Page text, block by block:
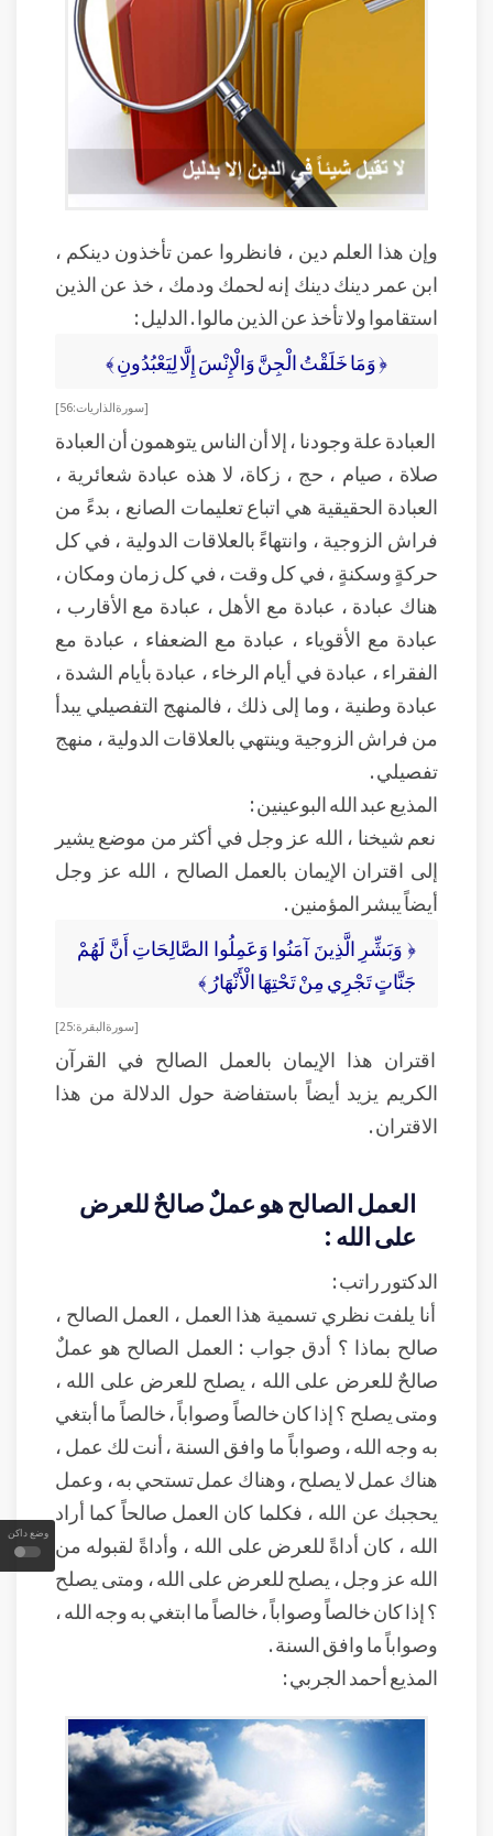
وضع داكن
وإن هذا العلم دين ، فانظروا عمن تأخذون دينكم ،
ابن عمر دينك دينك إنه لحمك ودمك ، خذ عن الذين
استقاموا ولا تأخذ عن الذين مالوا . الدليل :
﴿ وَمَا خَلَقْتُ الْجِنَّ وَالْإِنْسَ إِلَّا لِيَعْبُدُونِ ﴾
[ سورة الذاريات : 56]
العبادة علة وجودنا ، إلا أن الناس يتوهمون أن العبادة
صلاة ، صيام ، حج ، زكاة، لا هذه عبادة شعائرية ،
العبادة الحقيقية هي اتباع تعليمات الصانع ، بدءً من
فراش الزوجية ، وانتهاءً بالعلاقات الدولية ، في كل
حركةٍ وسكنةٍ ، في كل وقت ، في كل زمان ومكان ،
هناك عبادة ، عبادة مع الأهل ، عبادة مع الأقارب ،
عبادة مع الأقوياء ، عبادة مع الضعفاء ، عبادة مع
الفقراء ، عبادة في أيام الرخاء ، عبادة بأيام الشدة ،
عبادة وطنية ، وما إلى ذلك ، فالمنهج التفصيلي يبدأ
من فراش الزوجية وينتهي بالعلاقات الدولية ، منهج
تفصيلي .
المذيع عبد الله البوعينين :
نعم شيخنا ، الله عز وجل في أكثر من موضع يشير
إلى اقتران الإيمان بالعمل الصالح ، الله عز وجل
أيضاً يبشر المؤمنين .
﴿ وَبَشِّرِ الَّذِينَ آمَنُوا وَعَمِلُوا الصَّالِحَاتِ أَنَّ لَهُمْ
جَنَّاتٍ تَجْرِي مِنْ تَحْتِهَا الْأَنْهَارُ ﴾
[ سورة البقرة : 25]
اقتران هذا الإيمان بالعمل الصالح في القرآن
الكريم يزيد أيضاً باستفاضة حول الدلالة من هذا
الاقتران .
العمل الصالح هو عملٌ صالحٌ للعرض
على الله :
الدكتور راتب :
أنا يلفت نظري تسمية هذا العمل ، العمل الصالح ،
صالح بماذا ؟ أدق جواب : العمل الصالح هو عملٌ
صالحٌ للعرض على الله ، يصلح للعرض على الله ،
ومتى يصلح ؟ إذا كان خالصاً وصواباً ، خالصاً ما أبتغي
به وجه الله ، وصواباً ما وافق السنة ، أنت لك عمل ،
هناك عمل لا يصلح ، وهناك عمل تستحي به ، وعمل
يحجبك عن الله ، فكلما كان العمل صالحاً كما أراد
الله ، كان أداةً للعرض على الله ، وأداةً لقبوله من
الله عز وجل ، يصلح للعرض على الله ، ومتى يصلح
؟ إذا كان خالصاً وصواباً ، خالصاً ما ابتغي به وجه الله ،
وصواباً ما وافق السنة .
المذيع أحمد الجربي :